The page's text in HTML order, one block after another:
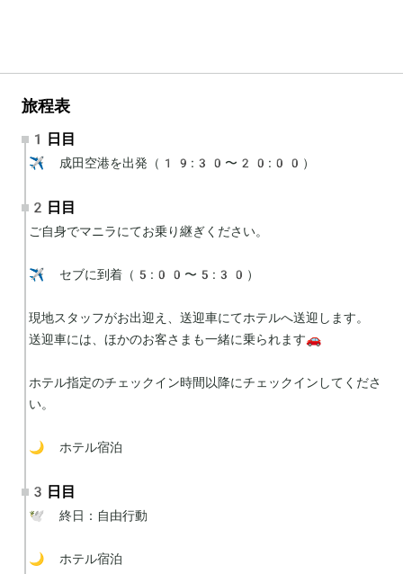
旅程表
1日目
✈️ 成田空港を出発（19:30〜20:00）
2日目
ご自身でマニラにてお乗り継ぎください。
✈️ セブに到着（5:00〜5:30）
現地スタッフがお出迎え、送迎車にてホテルへ送迎します。
送迎車には、ほかのお客さまも一緒に乗られます🚗
ホテル指定のチェックイン時間以降にチェックインしてくださ
い。
🌙 ホテル宿泊
3日目
🕊 終日：自由行動
🌙 ホテル宿泊